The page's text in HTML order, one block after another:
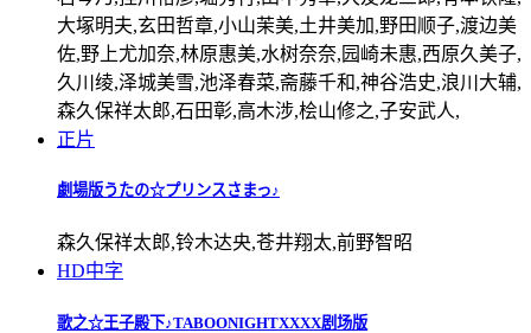
大塚明夫,玄田哲章,小山茉美,土井美加,野田顺子,渡边美
佐,野上尤加奈,林原惠美,水树奈奈,园崎未惠,西原久美子,
久川绫,泽城美雪,池泽春菜,斋藤千和,神谷浩史,浪川大辅,
森久保祥太郎,石田彰,高木涉,桧山修之,子安武人,
正片
劇場版うたの☆プリンスさまっ♪
森久保祥太郎,铃木达央,苍井翔太,前野智昭
HD中字
歌之☆王子殿下♪TABOONIGHTXXXX剧场版